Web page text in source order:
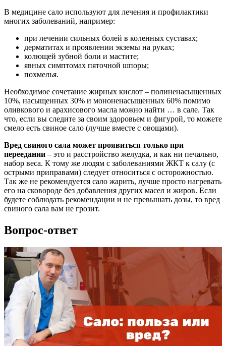
В медицине сало используют для лечения и профилактики
многих заболеваний, например:
при лечении сильных болей в коленных суставах;
дерматитах и проявлении экземы на руках;
колющей зубной боли и мастите;
явных симптомах пяточной шпоры;
похмелья.
Необходимое сочетание жирных кислот – полиненасыщенных
10%, насыщенных 30% и мононенасыщенных 60% помимо
оливкового и арахисового масла можно найти … в сале. Так
что, если вы следите за своим здоровьем и фигурой, то можете
смело есть свиное сало (лучше вместе с овощами).
Вред свиного сала может проявиться только при
переедании – это и расстройство желудка, и как ни печально,
набор веса. К тому же людям с заболеваниями ЖКТ к салу (с
острыми приправами) следует относиться с осторожностью.
Так же не рекомендуется сало жарить, лучше просто нагревать
его на сковороде без добавления других масел и жиров. Если
будете соблюдать рекомендации и не превышать дозы, то вред
свиного сала вам не грозит.
Вопрос-ответ